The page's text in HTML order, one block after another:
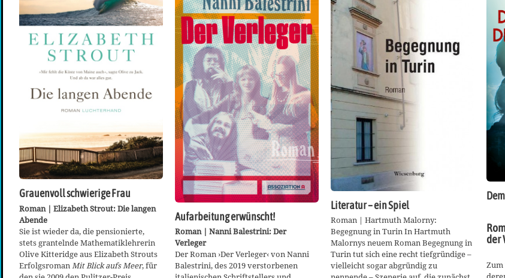
Grauenvoll schwierige Frau
Roman | Elizabeth Strout: Die langen
Abende
Sie ist wieder da, die pensionierte,
stets grantelnde Mathematiklehrerin
Olive Kitteridge aus Elizabeth Strouts
Erfolgsroman Mit Blick aufs Meer, für
Aufarbeitung erwünscht!
Roman | Nanni Balestrini: Der
Verleger
Der Roman ›Der Verleger‹ von Nanni
Balestrini, des 2019 verstorbenen
Literatur – ein Spiel
Roman | Hartmuth Malorny:
Begegnung in Turin In Hartmuth
Malornys neuem Roman Begegnung in
Turin tut sich eine recht tiefgründige –
vielleicht sogar abgründig zu
der